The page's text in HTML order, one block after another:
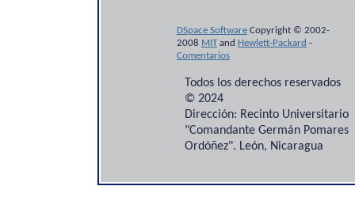
DSpace Software Copyright © 2002-
2008 MITand Hewlett-Packard -
Comentarios
Todos los derechos reservados
© 2024
Dirección: Recinto Universitario
"Comandante Germán Pomares
Ordóñez". León, Nicaragua